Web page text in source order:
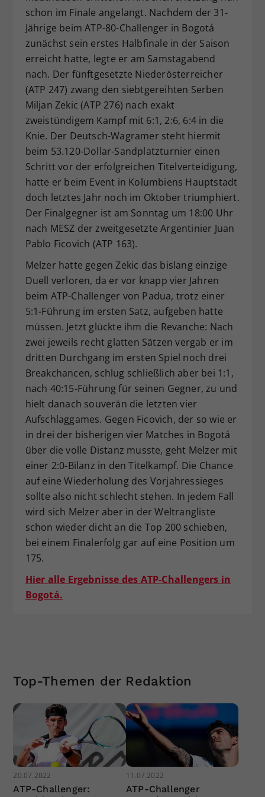
schon im Finale angelangt. Nachdem der 31-
Jährige beim ATP-80-Challenger in Bogotá
zunächst sein erstes Halbfinale in der Saison
erreicht hatte, legte er am Samstagabend
nach. Der fünftgesetzte Niederösterreicher
(ATP 247) zwang den siebtgereihten Serben
Miljan Zekic (ATP 276) nach exakt
zweistündigem Kampf mit 6:1, 2:6, 6:4 in die
Knie. Der Deutsch-Wagramer steht hiermit
beim 53.120-Dollar-Sandplatzturnier einen
Schritt vor der erfolgreichen Titelverteidigung,
hatte er beim Event in Kolumbiens Hauptstadt
doch letztes Jahr noch im Oktober triumphiert.
Der Finalgegner ist am Sonntag um 18:00 Uhr
nach MESZ der zweitgesetzte Argentinier Juan
Pablo Ficovich (ATP 163).
Melzer hatte gegen Zekic das bislang einzige
Duell verloren, da er vor knapp vier Jahren
beim ATP-Challenger von Padua, trotz einer
5:1-Führung im ersten Satz, aufgeben hatte
müssen. Jetzt glückte ihm die Revanche: Nach
zwei jeweils recht glatten Sätzen vergab er im
dritten Durchgang im ersten Spiel noch drei
Breakchancen, schlug schließlich aber bei 1:1,
nach 40:15-Führung für seinen Gegner, zu und
hielt danach souverän die letzten vier
Aufschlaggames. Gegen Ficovich, der so wie er
in drei der bisherigen vier Matches in Bogotá
über die volle Distanz musste, geht Melzer mit
einer 2:0-Bilanz in den Titelkampf. Die Chance
auf eine Wiederholung des Vorjahressieges
sollte also nicht schlecht stehen. In jedem Fall
wird sich Melzer aber in der Weltrangliste
schon wieder dicht an die Top 200 schieben,
bei einem Finalerfolg gar auf eine Position um
175.
Hier alle Ergebnisse des ATP-Challengers in
Bogotá.
Top-Themen der Redaktion
20.07.2022
ATP-Challenger:
11.07.2022
ATP-Challenger
Zweck
Dieser Wert speichert Ihre Consent-
Einstellungen. Unter anderem eine
zufällig generierte ID, für die
historische Speicherung Ihrer
vorgenommen Einstellungen, falls der
Webseiten-Betreiber dies eingestellt
hat.